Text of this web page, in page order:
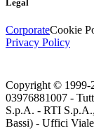
Legal
CorporateCookie
Privacy Policy
Copyright © 1999-
03976881007 -
S.p.A. - RTI
Bassi) - Uffici